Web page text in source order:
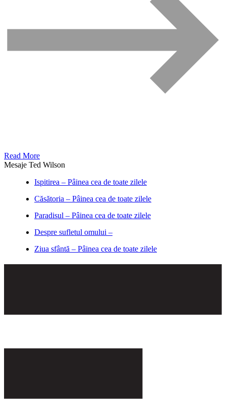
Read More
Mesaje Ted Wilson
Ispitirea – Pâinea cea de toate zilele
Căsătoria – Pâinea cea de toate zilele
Paradisul – Pâinea cea de toate zilele
Despre sufletul omului –
Ziua sfântă – Pâinea cea de toate zilele